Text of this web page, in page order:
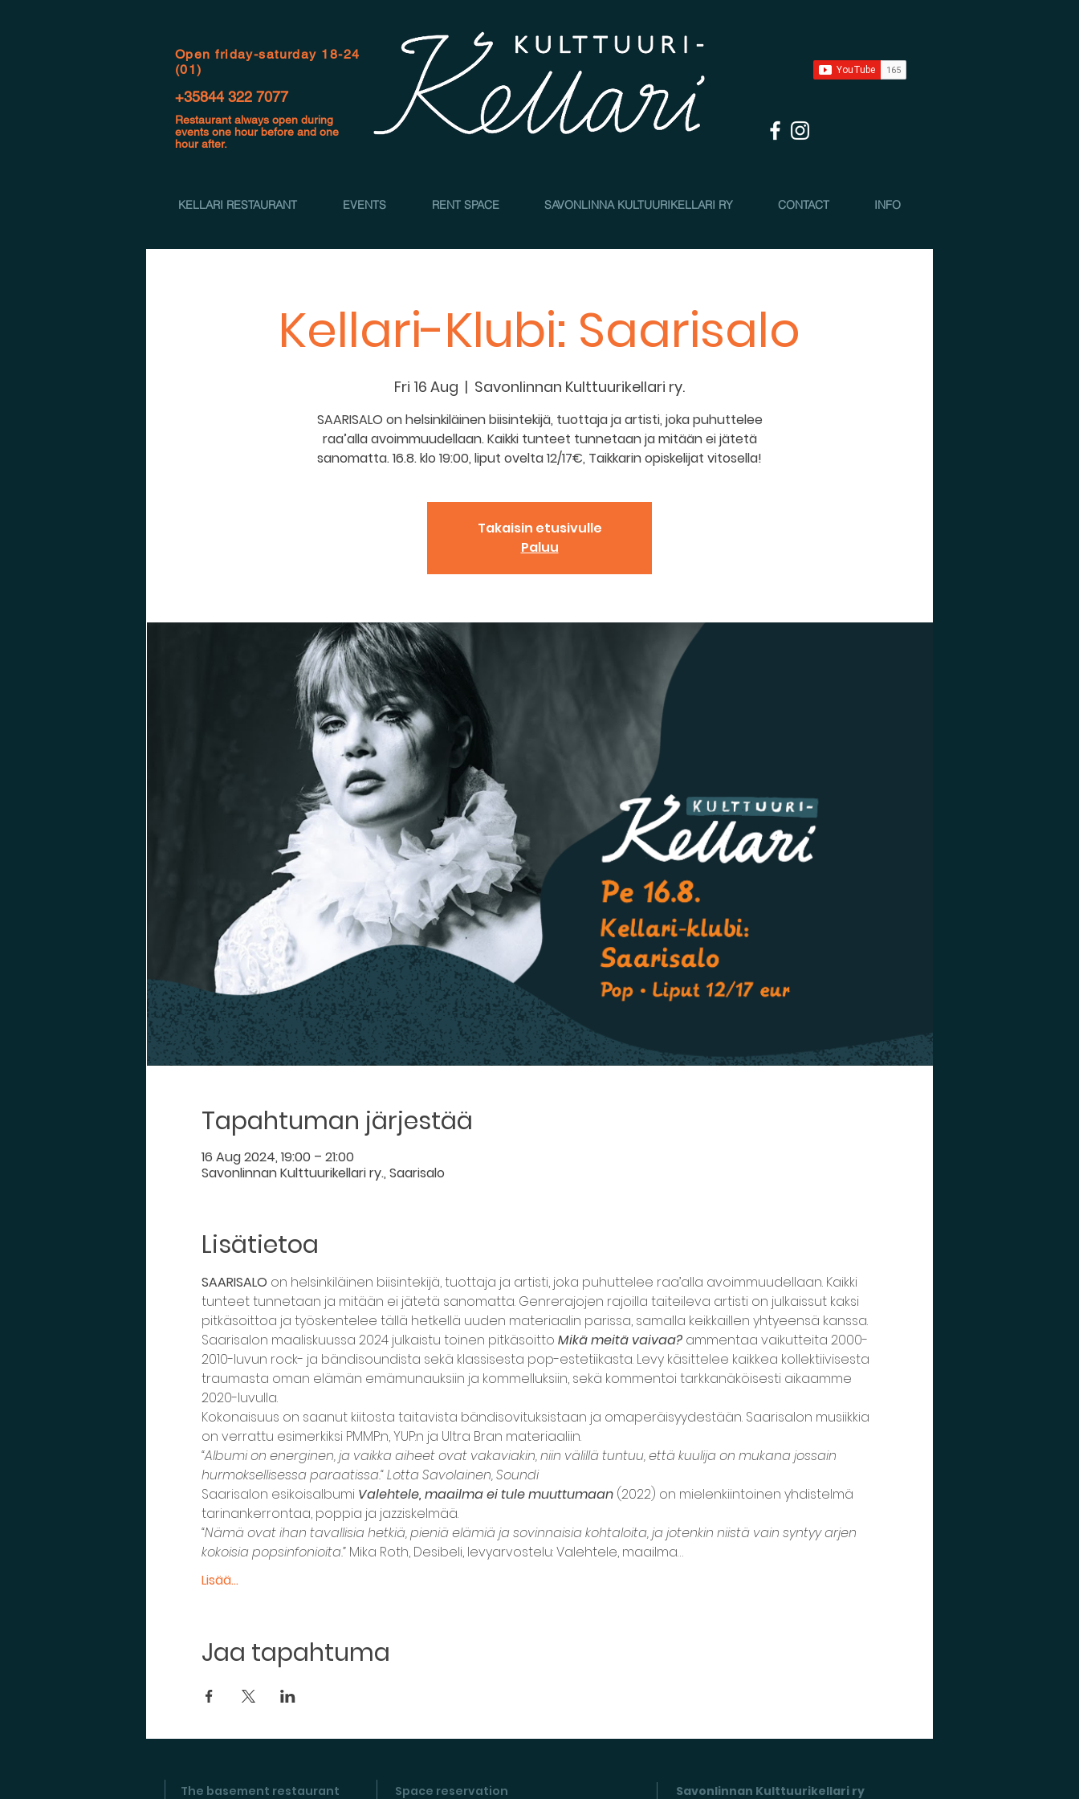
Open friday-saturday 18-24
(01)
+35844 322 7077
Restaurant always open during
events one hour before and one
hour after.
KELLARI RESTAURANT EVENTS RENT SPACE SAVONLINNA KULTUURIKELLARI RY CONTACT INFO
Kellari-Klubi: Saarisalo
Fri 16 Aug
  |
Savonlinnan Kulttuurikellari ry.
SAARISALO on helsinkiläinen biisintekijä, tuottaja ja artisti, joka puhuttelee
raa’alla avoimmuudellaan. Kaikki tunteet tunnetaan ja mitään ei jätetä
sanomatta. 16.8. klo 19:00, liput ovelta 12/17€, Taikkarin opiskelijat vitosella!
Takaisin etusivulle
Paluu
Tapahtuman järjestää
16 Aug 2024, 19:00 – 21:00
Savonlinnan Kulttuurikellari ry., Saarisalo
Lisätietoa
SAARISALO on helsinkiläinen biisintekijä, tuottaja ja artisti, joka puhuttelee raa’alla avoimmuudellaan. Kaikki
tunteet tunnetaan ja mitään ei jätetä sanomatta. Genrerajojen rajoilla taiteileva artisti on julkaissut kaksi
pitkäsoittoa ja työskentelee tällä hetkellä uuden materiaalin parissa, samalla keikkaillen yhtyeensä kanssa.
Saarisalon maaliskuussa 2024 julkaistu toinen pitkäsoitto Mikä meitä vaivaa? ammentaa vaikutteita 2000-
2010-luvun rock- ja bändisoundista sekä klassisesta pop-estetiikasta. Levy käsittelee kaikkea kollektiivisesta
traumasta oman elämän emämunauksiin ja kommelluksiin, sekä kommentoi tarkkanäköisesti aikaamme
2020-luvulla.
Kokonaisuus on saanut kiitosta taitavista bändisovituksistaan ja omaperäisyydestään. Saarisalon musiikkia
on verrattu esimerkiksi PMMP:n, YUP:n ja Ultra Bran materiaaliin.
“Albumi on energinen, ja vaikka aiheet ovat vakaviakin, niin välillä tuntuu, että kuulija on mukana jossain
hurmoksellisessa paraatissa.“ Lotta Savolainen, Soundi
Saarisalon esikoisalbumi Valehtele, maailma ei tule muuttumaan (2022) on mielenkiintoinen yhdistelmä
tarinankerrontaa, poppia ja jazziskelmää.
“Nämä ovat ihan tavallisia hetkiä, pieniä elämiä ja sovinnaisia kohtaloita, ja jotenkin niistä vain syntyy arjen
kokoisia popsinfonioita.” Mika Roth, Desibeli, levyarvostelu: Valehtele, maailma…
Lisää...
Jaa tapahtuma
The basement restaurant Space reservation Savonlinnan Kulttuurikellari ry